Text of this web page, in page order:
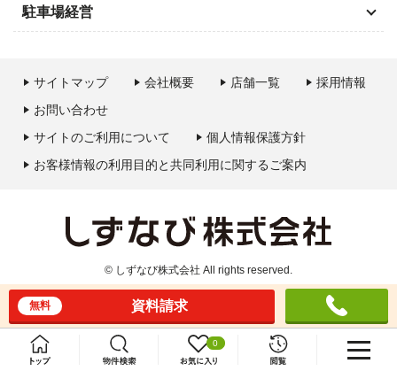
0
駐車場経営
サイトマップ 会社概要 店舗一覧
採用情報
お問い合わせ
サイトのご利用について
個人情報保護方針
お客様情報の利用目的と共同利用に関するご案内
© しずなび株式会社 All rights reserved.
資料請求
無料